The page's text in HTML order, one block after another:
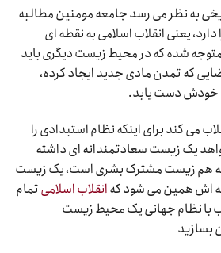
به نظر می رسد جامعه مومنین مطالبه
یعنی انقلاب اسلامی به نقطه ای
شده که در محیط زیست دیگری باید
که تمدن مادی جدید ایجاد کرده،
خودش دست یابد.
می کند برای اینکه نظام استبدادی را
یک زیست سعادتمندانه ای داشته
هم زیست مشترک بشری است، یک زیست
اش همین می شود کهانقلاب اسلامیتمام
با نظام جهانی یک محیط زیست
بسازید